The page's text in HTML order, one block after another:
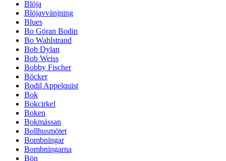
Blöja
Blöjavvänjning
Blues
Bo Göran Bodin
Bo Wahlstrand
Bob Dylan
Bob Weiss
Bobby Fischer
Böcker
Bodil Appelquist
Bok
Bokcirkel
Boken
Bokmässan
Bollhusmötet
Bombningar
Bombningarna
Bön